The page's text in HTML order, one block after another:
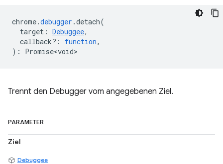
chrome.debugger .detach(
target : Debuggee,
callback? : function,
) : Promise<void>
Trennt den Debugger vom angegebenen Ziel.
PARAMETER
Ziel
Debuggee